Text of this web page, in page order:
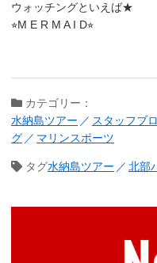
ウォッチングといえば★
⭐︎M E R M A I D⭐︎
カテゴリー：
水納島ツアー
スタッフブ
グ
マリンスポーツ
タグ水納島ツアー 北部